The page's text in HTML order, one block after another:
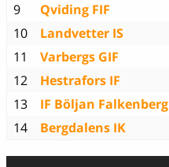
9
Qviding FIF
10
Landvetter IS
11
Varbergs GIF
12
Hestrafors IF
13
IF Böljan Falkenberg
14
Bergdalens IK